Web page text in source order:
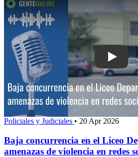
Play:
Policiales y Judiciales • 20 Apr 2026
Baja concurrencia en el Liceo
amenazas de violencia en redes